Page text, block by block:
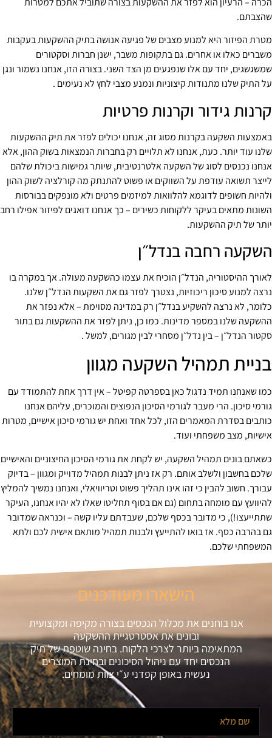
שהצבתם.
מטרת הפיזור היא למנוע מצבים של פגיעה אנושה בתיק ההשקעות בעקבות
משברים כאלו או אחרים. גם בתקופות משבר, ישנן חברות וסקטורים
שמשגשגים, יחד עם אלו שנפגעים מן הצד השני. בצורה הזו, אנחנו נשמור ונגן
על התיק שלנו מתנודות קיצוניות ונמנע מצבי לחץ לא נעימים .
קרנות גידור וקרנות פרטיות
באמצעות השקעה בקרנות מסוג זה, אנחנו יכולים לפזר את תיק ההשקעות
שלנו עוד יותר. כעת, אנחנו לא תלויים רק בחברות הנמצאות בשוק ההון, אלא
אנחנו נכנסים לסוג של השקעה אלטרנטיבית, שיותר גמישות ביכולת שלהם
לייצר תשואה עודפת על השווקים או פשוט להתנתק מה קורלציה לשוק ההון
ולהיות חשופים לדוגמא להלוואות למיזמים פרטים ולא מונפקים בבורסות
השונות מתאים בעיקר ללקוחות כשירים – כך אנחנו דואגים לפיזור אפילו רחב
יותר של תיק ההשקעות.
השקעה רחבה בנדל״ן
לאורך ההיסטוריה, הנדל״ן הוכיח את עצמו כהשקעה מעולה. אך במקרה בו
נרצה למנוע סיכון ריכוזיות, נצטרך לפזר גם את השקעות הנדל״ן שלנו.
כלומר, לא נרצה להשקיע בנדל״ן רק במדינה מסוימת – אלא נפזר את
ההשקעה שלנו במספר מדינות. כמו כן, ניתן לפזר את ההשקעות גם בתור
סקטור הנדל״ן – בין נדל״ן מסחרי לבין מגורים, למשל .
בניית תמהיל השקעה מגוון
כמו שאנחנו תמיד נדגול כאן בספרטה קפיטל – אין דרך אחת להתמודד עם
גורמי סיכון. הרי מעבר לגורמי הסיכון הנפוצים והמוכרים, עליהם אנחנו
כותבים בסדרת המאמרים הזו, לכל אחד ואחת יש גורמי סיכון אישיים, מטרות
אישיות, מצב משפחתי ועוד.
כשאתם בונים תמהיל השקעה, יש לקחת את גורמי הסיכון החיצוניים והאישיים
שלכם בחשבון ולשלב אותם. רק אז ניתן לבנות תמהיל מדוייק ומגוון – בדיוק
עבורך. חשוב להבין כי זהו אינו תהליך פשוט וטריוויאלי, ואנחנו נמשיך להמליץ
להיוועץ עם מומחה בתחום (גם אם בסוף תחליטו שאלו לא יהיו אנחנו, העיקר
שתתייעצו!), כי מדובר בכסף שלכם, שעבדתם עליו קשה – וכנראה שמדובר
גם בהרבה כסף. אז בואו להתייעץ ולבנות תמהיל מותאם אישית לכם ולתא
המשפחתי שלכם.
הישארו מעודכנים
אנו בוחנים את מכלול הנכסים בצורה מקיפה ומקצועית
ובונים את אסטרטגיית ההשקעה
המתאימה ביותר לצרכי הלקוח. בחינה שוטפת של תיק
הנכסים יחד עם ניהול הסיכונים ובחינת המוצרים
נעשית באופן קפדני ע״י צוות מומחים.